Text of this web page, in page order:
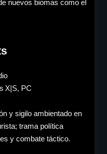
nuevos biomas como el
X|S, PC
y sigilo ambientado en
trama política
y combate táctico.